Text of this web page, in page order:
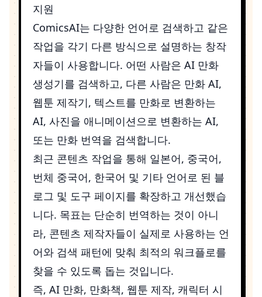
지원
ComicsAI는 다양한 언어로 검색하고 같은
작업을 각기 다른 방식으로 설명하는 창작
자들이 사용합니다. 어떤 사람은 AI 만화
생성기를 검색하고, 다른 사람은 만화 AI,
웹툰 제작기, 텍스트를 만화로 변환하는
AI, 사진을 애니메이션으로 변환하는 AI,
또는 만화 번역을 검색합니다.
최근 콘텐츠 작업을 통해 일본어, 중국어,
번체 중국어, 한국어 및 기타 언어로 된 블
로그 및 도구 페이지를 확장하고 개선했습
니다. 목표는 단순히 번역하는 것이 아니
라, 콘텐츠 제작자들이 실제로 사용하는 언
어와 검색 패턴에 맞춰 최적의 워크플로를
찾을 수 있도록 돕는 것입니다.
즉, AI 만화, 만화책, 웹툰 제작, 캐릭터 시